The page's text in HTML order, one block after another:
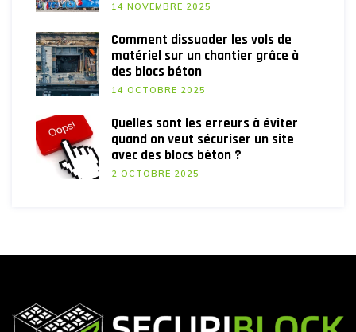
14 NOVEMBRE 2025
Comment dissuader les vols de
matériel sur un chantier grâce à
des blocs béton
14 OCTOBRE 2025
Quelles sont les erreurs à éviter
quand on veut sécuriser un site
avec des blocs béton ?
2 OCTOBRE 2025